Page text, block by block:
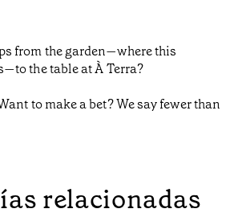
from the garden—where this
the table at À Terra?
to make a bet? We say fewer than
relacionadas